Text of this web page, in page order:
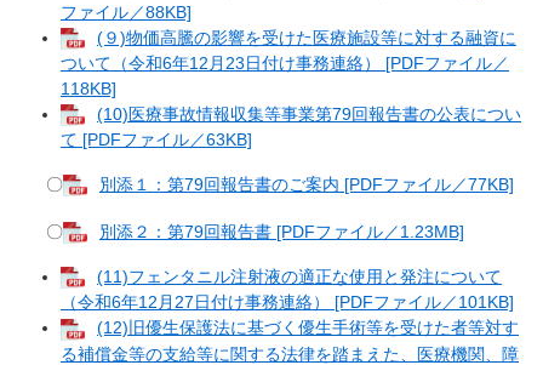
ファイル／88KB]
(９)物価高騰の影響を受けた医療施設等に対する融資に
ついて（令和6年12月23日付け事務連絡） [PDFファイル／
118KB]
(10)医療事故情報収集等事業第79回報告書の公表につい
て [PDFファイル／63KB]
〇 別添１：第79回報告書のご案内 [PDFファイル／77KB]
〇 別添２：第79回報告書 [PDFファイル／1.23MB]
(11)フェンタニル注射液の適正な使用と発注について
（令和6年12月27日付け事務連絡） [PDFファイル／101KB]
(12)旧優生保護法に基づく優生手術等を受けた者等対す
る補償金等の支給等に関する法律を踏まえた、医療機関、障